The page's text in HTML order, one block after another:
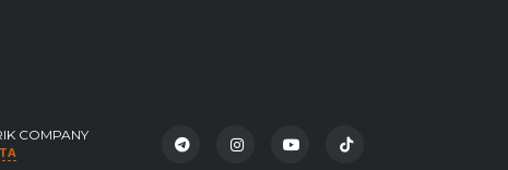
COMPANY